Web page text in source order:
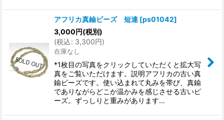
アフリカ真鍮ビーズ 短連 [ps01042]
3,000円(税別)
(税込: 3,300円)
在庫なし
*1枚目の写真をクリックしていただくと拡大写
真をご覧いただけます。説明アフリカの古い真
鍮ビーズです。使い込まれて丸みを帯び、真鍮
でありながらどこか温かみを感じさせる古いビ
ーズ。ずっしりと重みがあります…